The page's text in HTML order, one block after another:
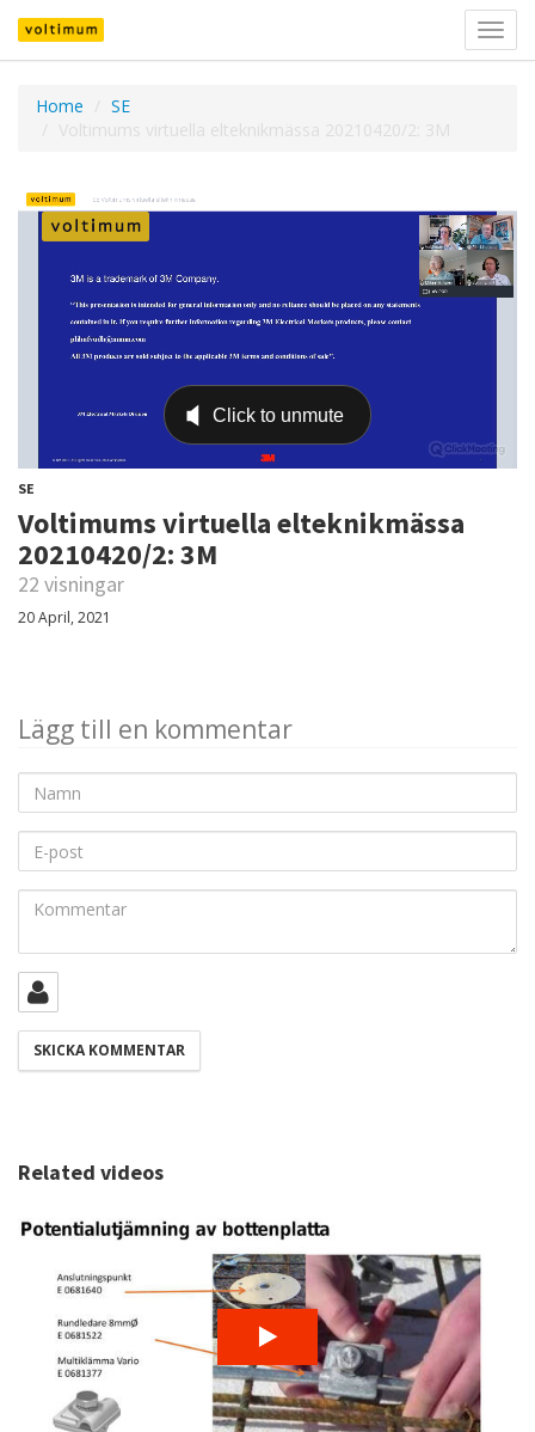
Välj
Home
SE
Voltimums virtuella elteknikmässa 20210420/2: 3M
SE
Voltimums virtuella elteknikmässa
20210420/2: 3M
22 visningar
20 April, 2021
Lägg till en kommentar
Namn
post
Kommentar
Related videos